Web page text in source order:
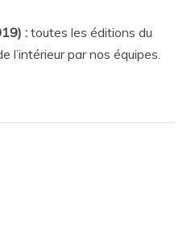
: toutes les éditions du
l’intérieur par nos équipes.